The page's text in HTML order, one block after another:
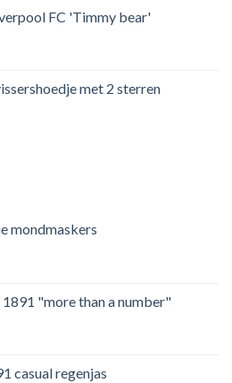
FC 'Timmy bear'
met 2 sterren
mondmaskers
"more than a number"
casual regenjas